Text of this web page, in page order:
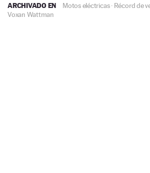
ARCHIVADO EN Motos eléctricas· Récord de
Voxan Wattman